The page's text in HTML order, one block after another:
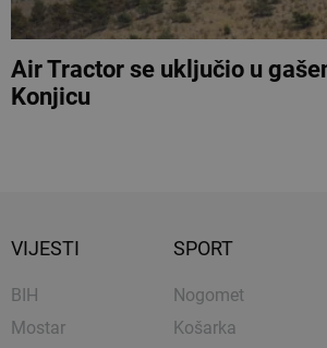
Air Tractor se uključio u
Konjicu
VIJESTI
BIH
Mostar
SPORT
Nogomet
Košarka